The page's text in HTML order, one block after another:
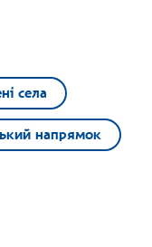
села
напрямок